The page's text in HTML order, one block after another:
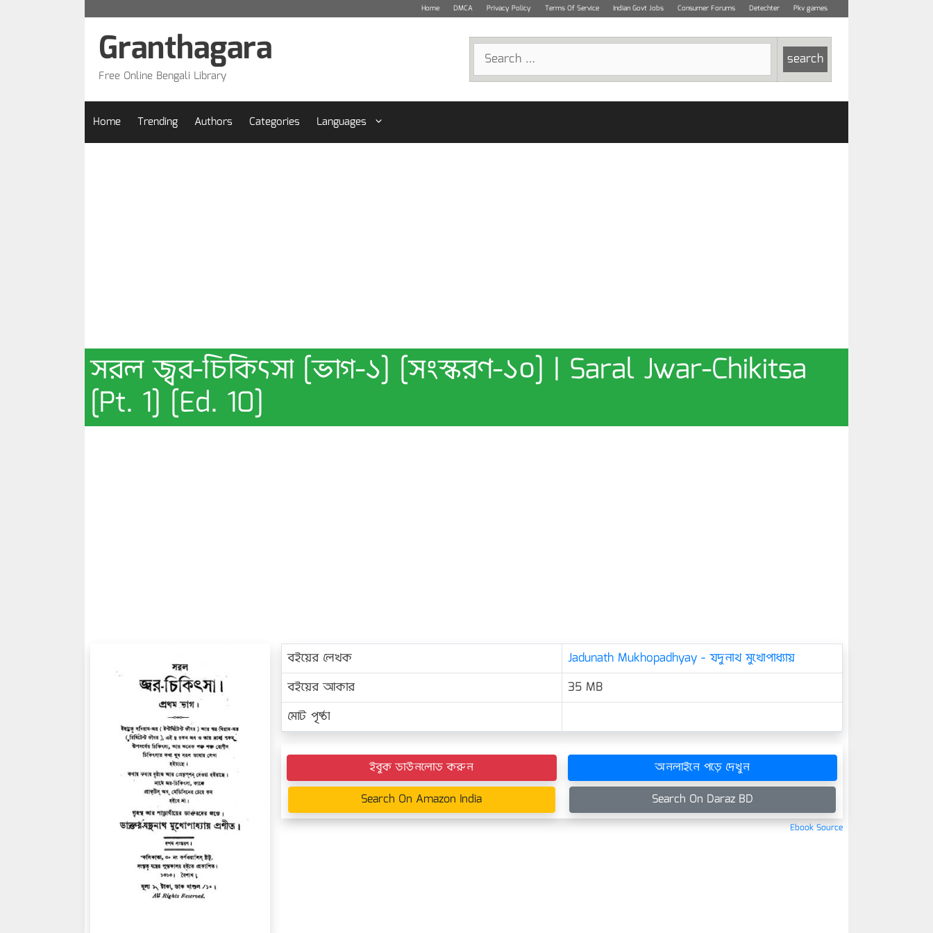
Home DMCA Privacy Policy Terms Of Service Indian Govt Jobs Consumer Forums Detechter Pkv games
Search
for:
Granthagara
Free Online Bengali Library
Home Trending Authors Categories Languages
সরল জ্বর-চিকিৎসা [ভাগ-১] [সংস্করণ-১০] | Saral Jwar-Chikitsa
[Pt. 1] [Ed. 10]
বইয়ের লেখক
Jadunath Mukhopadhyay - যদুনাথ মুখোপাধ্যায়
বইয়ের আকার
35 MB
মোট পৃষ্ঠা
ইবুক ডাউনলোড করুন
অনলাইনে পড়ে দেখুন
Search On Amazon India
Search On Daraz BD
Ebook Source